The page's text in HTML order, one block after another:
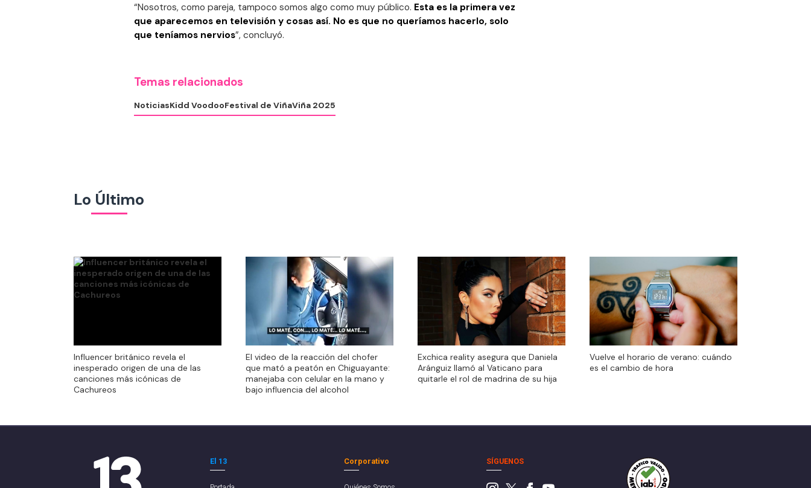
“Nosotros, como pareja, tampoco somos algo como muy público. Esta es la primera vez
que aparecemos en televisión y cosas así. No es que no queríamos hacerlo, solo
que teníamos nervios”, concluyó.
Temas relacionados
NoticiasKidd VoodooFestival de ViñaViña 2025
Lo Último
Influencer británico revela el
inesperado origen de una de las
canciones más icónicas de
Cachureos
que mató a peatón en Chiguayante:
manejaba con celular en la mano y
bajo influencia del alcohol
El video de la reacción del chofer
que mató a peatón en Chiguayante:
manejaba con celular en la mano y
bajo influencia del alcohol
Exchica reality asegura que Daniela
Aránguiz llamó al Vaticano para
quitarle el rol de madrina de su hija
Vuelve el horario de verano: cuándo
es el cambio de hora
El 13 Corporativo SÍGUENOS